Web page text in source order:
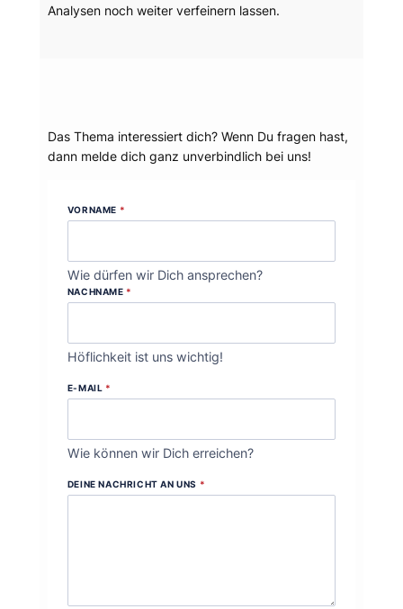
Analysen noch weiter verfeinern lassen.
Das Thema interessiert dich? Wenn Du fragen hast,
dann melde dich ganz unverbindlich bei uns!
VORNAME *
Wie dürfen wir Dich ansprechen?
NACHNAME *
Höflichkeit ist uns wichtig!
E-MAIL *
Wie können wir Dich erreichen?
DEINE NACHRICHT AN UNS *